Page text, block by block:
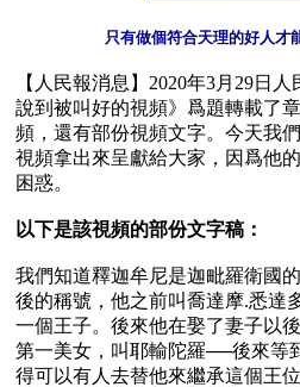
【人民報消息】2020年3月29日
說到被叫好的視頻》爲題轉載了
頻，還有部份視頻文字。今天我
視頻拿出來呈獻給大家，因爲他
困惑。
以下是該視頻的部份文字稿：
我們知道釋迦牟尼是迦毗羅衛國
後的稱號，他之前叫喬達摩.悉達
一個王子。後來他在娶了妻子以
第一美女，叫耶輸陀羅──後來等
得可以有人去替他來繼承這個王